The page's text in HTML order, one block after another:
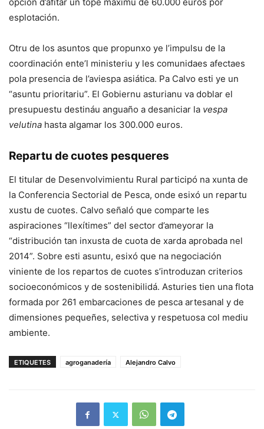
opción d’afitar un tope máximu de 60.000 euros por
esplotación.
Otru de los asuntos que propunxo ye l’impulsu de la
coordinación ente’l ministeriu y les comunidaes afectaes
pola presencia de l’aviespa asiática. Pa Calvo esti ye un
“asuntu prioritariu”. El Gobiernu asturianu va doblar el
presupuestu destináu anguaño a desaniciar la vespa
velutina hasta algamar los 300.000 euros.
Repartu de cuotes pesqueres
El titular de Desenvolvimientu Rural participó na xunta de
la Conferencia Sectorial de Pesca, onde esixó un repartu
xustu de cuotes. Calvo señaló que comparte les
aspiraciones “llexítimes” del sector d’ameyorar la
“distribución tan inxusta de cuota de xarda aprobada nel
2014”. Sobre esti asuntu, esixó que na negociación
viniente de los repartos de cuotes s’introduzan criterios
socioeconómicos y de sostenibilidá. Asturies tien una flota
formada por 261 embarcaciones de pesca artesanal y de
dimensiones pequeñes, selectiva y respetuosa col mediu
ambiente.
ETIQUETES agroganadería Alejandro Calvo